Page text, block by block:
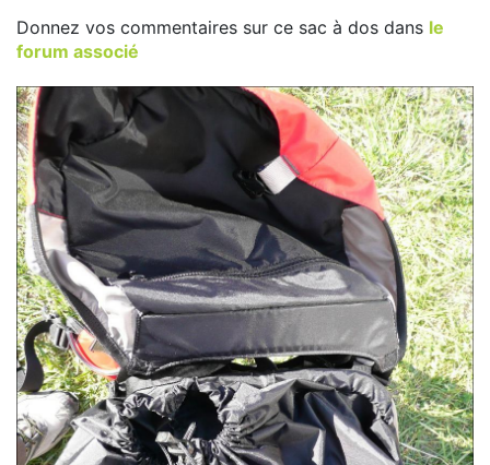
Donnez vos commentaires sur ce sac à dos dans le
forum associé